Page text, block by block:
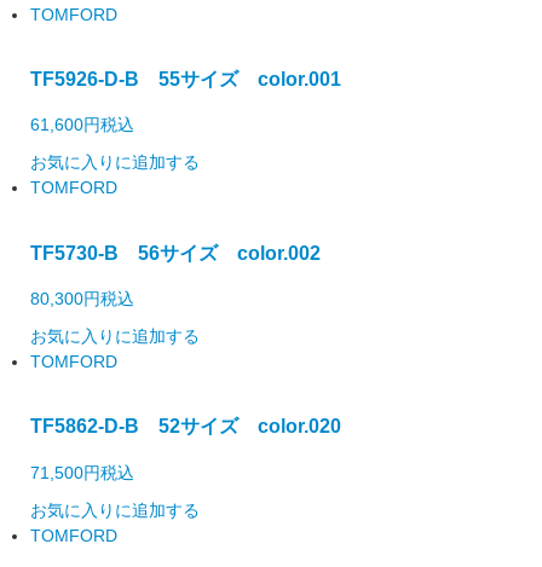
TOMFORD
TF5926-D-B 55サイズ color.001
61,600円税込
お気に入りに追加する
TOMFORD
TF5730-B 56サイズ color.002
80,300円税込
お気に入りに追加する
TOMFORD
TF5862-D-B 52サイズ color.020
71,500円税込
お気に入りに追加する
TOMFORD